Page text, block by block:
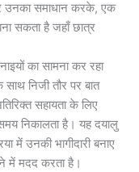
उनका समाधान करके, एक
सकता है जहाँ छात्र
का सामना कर रहा
निजी तौर पर बात
सहायता के लिए
निकालता है। यह दयालु
में उनकी भागीदारी बनाए
में मदद करता है।